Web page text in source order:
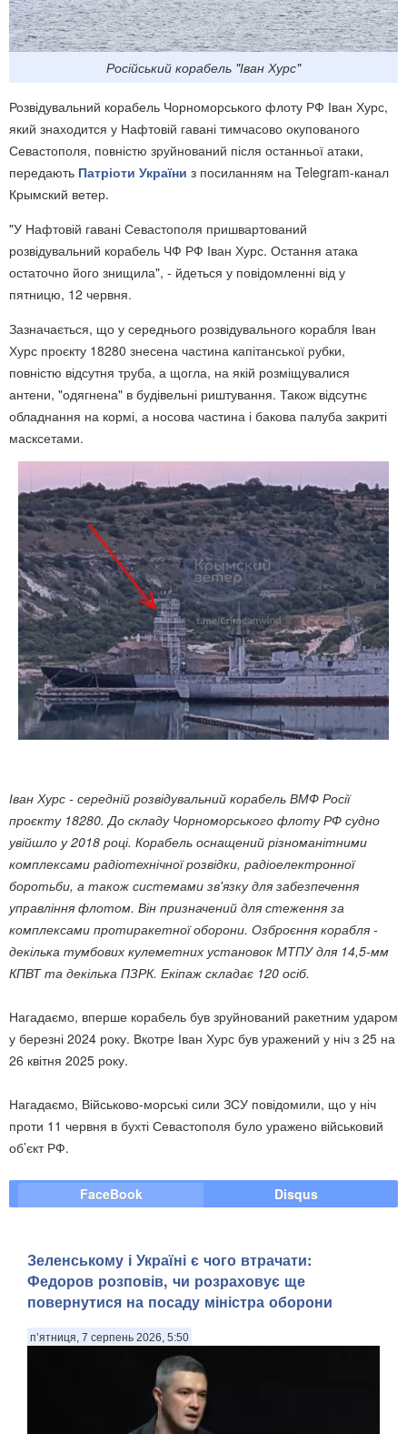
Російський корабель "Іван Хурс"
Розвідувальний корабель Чорноморського флоту РФ Іван Хурс,
який знаходится у Нафтовій гавані тимчасово окупованого
Севастополя, повністю зруйнований після останньої атаки,
передають Патріоти України з посиланням на Telegram-канал
Крымский ветер.
"У Нафтовій гавані Севастополя пришвартований
розвідувальний корабель ЧФ РФ Іван Хурс. Остання атака
остаточно його знищила", - йдеться у повідомленні від у
пятницю, 12 червня.
Зазначається, що у середнього розвідувального корабля Іван
Хурс проєкту 18280 знесена частина капітанської рубки,
повністю відсутня труба, а щогла, на якій розміщувалися
антени, "одягнена" в будівельні риштування. Також відсутнє
обладнання на кормі, а носова частина і бакова палуба закриті
масксетами.
Іван Хурс - середній розвідувальний корабель ВМФ Росії
проєкту 18280. До складу Чорноморського флоту РФ судно
увійшло у 2018 році. Корабель оснащений різноманітними
комплексами радіотехнічної розвідки, радіоелектронної
боротьби, а також системами зв'язку для забезпечення
управління флотом. Він призначений для стеження за
комплексами протиракетної оборони. Озброєння корабля -
декілька тумбових кулеметних установок МТПУ для 14,5-мм
КПВТ та декілька ПЗРК. Екіпаж складає 120 осіб.
Нагадаємо, вперше корабель був зруйнований ракетним ударом
у березні 2024 року. Вкотре Іван Хурс був уражений у ніч з 25 на
26 квітня 2025 року.
Нагадаємо, Військово-морські сили ЗСУ повідомили, що у ніч
проти 11 червня в бухті Севастополя було уражено військовий
об’єкт РФ.
FaceBook Disqus
Зеленському і Україні є чого втрачати:
Федоров розповів, чи розраховує ще
повернутися на посаду міністра оборони
п’ятниця, 7 серпень 2026, 5:50